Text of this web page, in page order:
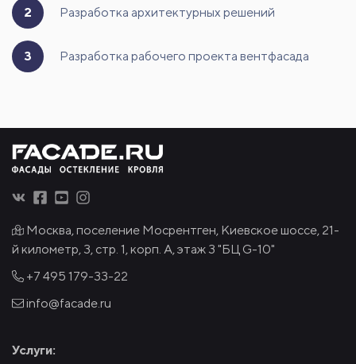
2 Разработка архитектурных решений
3 Разработка рабочего проекта вентфасада
Москва, поселение Мосрентген, Киевское шоссе, 21-
й километр, 3, стр. 1, корп. А, этаж 3 "БЦ G-10"
+7 495 179-33-22
info@facade.ru
Услуги: